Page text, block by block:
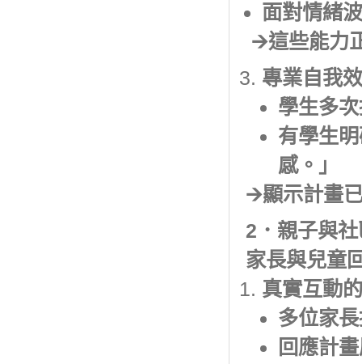
面對情緒
🡪這些能力
專業自我
學生多
有學生
感。」
🡪顯示計畫
2．親子與
家長與兒童
真實互動
多位家
回應計